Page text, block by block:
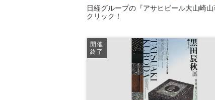
日経グループの『アサヒビール大山崎
クリック！
開催
終了